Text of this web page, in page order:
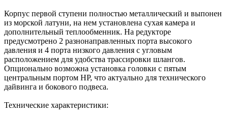
Корпус первой ступени полностью металлический и выпонен
из морской латуни, на нем установлена сухая камера и
дополнительный теплообменник. На редукторе
предусмотрено 2 разнонаправленных порта высокого
давления и 4 порта низкого давления с угловым
расположением для удобства трассировки шлангов.
Опционально возможна установка головки с пятым
центральным портом HP, что актуально для технического
дайвинга и бокового подвеса.
Технические характеристики: